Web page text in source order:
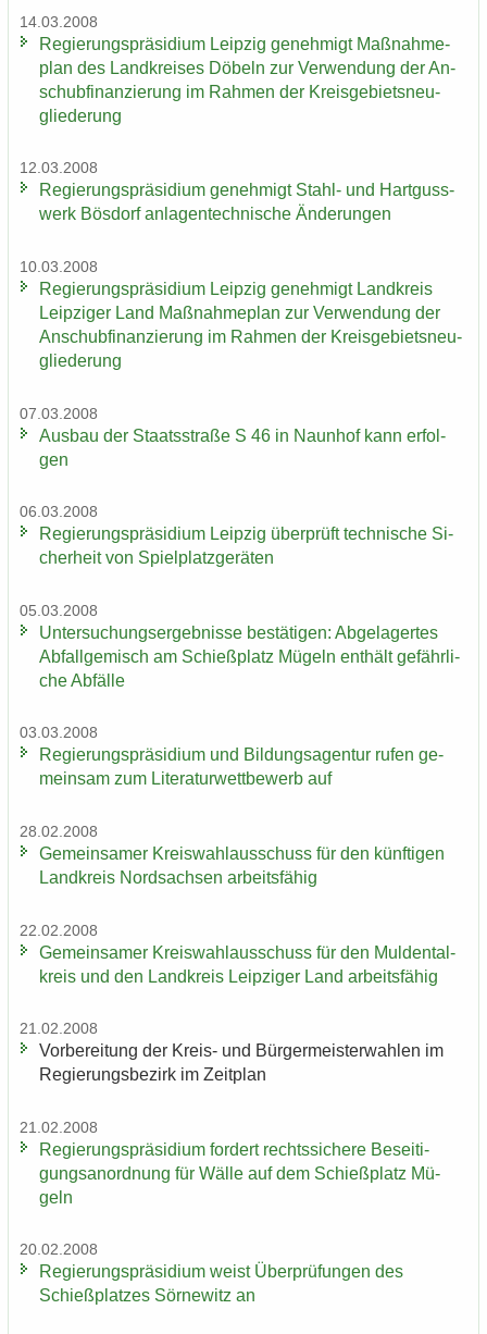
14.03.2008
Re­gie­rungs­prä­si­di­um Leip­zig ge­neh­migt Maß­nah­me­
plan des Land­krei­ses Dö­beln zur Ver­wen­dung der An­
schub­fi­nan­zie­rung im Rah­men der Kreis­ge­biets­neu­
glie­de­rung
12.03.2008
Re­gie­rungs­prä­si­di­um ge­neh­migt Stahl-​ und Hart­guss­
werk Bös­dorf an­la­gen­tech­ni­sche Än­de­run­gen
10.03.2008
Re­gie­rungs­prä­si­di­um Leip­zig ge­neh­migt Land­kreis
Leip­zi­ger Land Maß­nah­me­plan zur Ver­wen­dung der
An­schub­fi­nan­zie­rung im Rah­men der Kreis­ge­biets­neu­
glie­de­rung
07.03.2008
Aus­bau der Staats­stra­ße S 46 in Naun­hof kann er­fol­
gen
06.03.2008
Re­gie­rungs­prä­si­di­um Leip­zig über­prüft tech­ni­sche Si­
cher­heit von Spiel­platz­ge­rä­ten
05.03.2008
Un­ter­su­chungs­er­geb­nis­se be­stä­ti­gen: Ab­ge­la­ger­tes
Ab­fall­ge­misch am Schieß­platz Mü­geln ent­hält ge­fähr­li­
che Ab­fäl­le
03.03.2008
Re­gie­rungs­prä­si­di­um und Bil­dungs­agen­tur rufen ge­
mein­sam zum Li­te­ra­tur­wett­be­werb auf
28.02.2008
Ge­mein­sa­mer Kreis­wahl­aus­schuss für den künf­ti­gen
Land­kreis Nord­sach­sen ar­beits­fä­hig
22.02.2008
Ge­mein­sa­mer Kreis­wahl­aus­schuss für den Mul­den­tal­
kreis und den Land­kreis Leip­zi­ger Land ar­beits­fä­hig
21.02.2008
Vor­be­rei­tung der Kreis-​ und Bür­ger­meis­ter­wah­len im
Re­gie­rungs­be­zirk im Zeit­plan
21.02.2008
Re­gie­rungs­prä­si­di­um for­dert rechts­si­che­re Be­sei­ti­
gungs­an­ord­nung für Wälle auf dem Schieß­platz Mü­
geln
20.02.2008
Re­gie­rungs­prä­si­di­um weist Über­prü­fun­gen des
Schieß­plat­zes Sör­ne­witz an